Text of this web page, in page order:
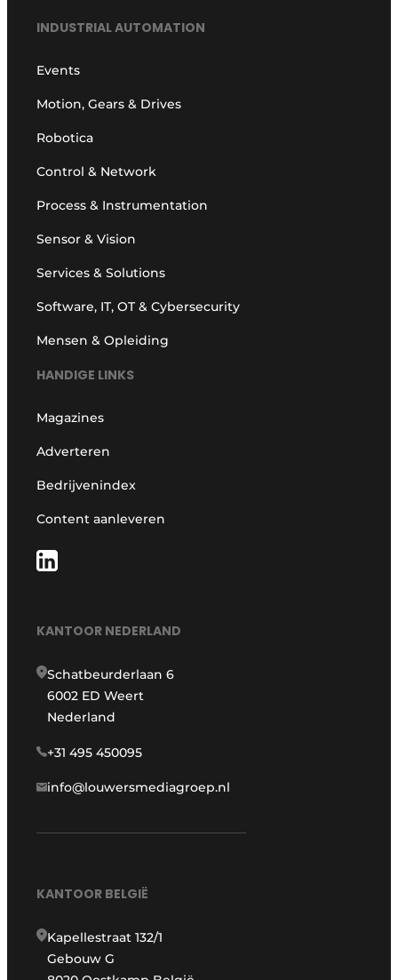
INDUSTRIAL AUTOMATION
Events
Motion, Gears & Drives
Robotica
Control & Network
Process & Instrumentation
Sensor & Vision
Services & Solutions
Software, IT, OT & Cybersecurity
Mensen & Opleiding
HANDIGE LINKS
Magazines
Adverteren
Bedrijvenindex
Content aanleveren
KANTOOR NEDERLAND
Schatbeurderlaan 6
6002 ED Weert
Nederland
+31 495 450095
info@louwersmediagroep.nl
KANTOOR BELGIË
Kapellestraat 132/1
Gebouw G